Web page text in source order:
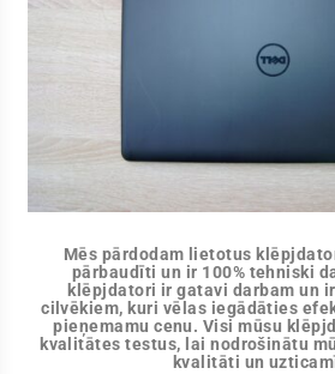
Mēs pārdodam lietotus
pārbaudīti un ir 100% tehniski
klēpjdatori ir gatavi darbam un
cilvēkiem, kuri vēlas iegādāties
pieņemamu cenu. Visi mūsu
kvalitātes testus, lai nodrošinātu
kvalitāti un